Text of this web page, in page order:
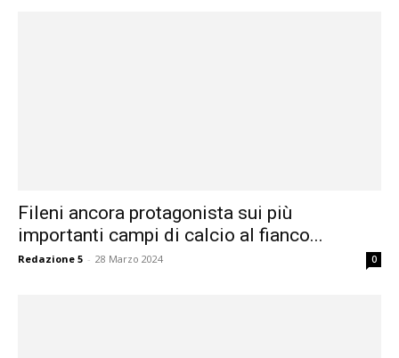
Fileni ancora protagonista sui più
importanti campi di calcio al fianco...
Redazione 5 - 28 Marzo 2024 0